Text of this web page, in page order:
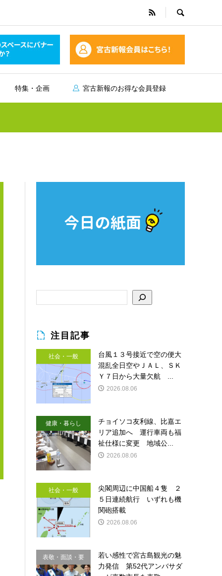
特集・企画 宮古新報のお得な会員登録
注目記事
社会・一般
台風１３号接近で空の便大
混乱全日空やＪＡＬ、ＳＫ
Ｙ７日から大量欠航 ...
2026.08.06
健康・暮らし
チョイソコ友利線、比嘉エ
リア追加へ 運行車両も福
祉仕様に変更 地域公...
2026.08.06
社会・一般
尖閣周辺に中国船４隻 ２
５日連続航行 いずれも機
関砲搭載
2026.08.06
表敬・面談・要
請
若い感性で宮古島観光の魅
力発信 第52代アンバサダ